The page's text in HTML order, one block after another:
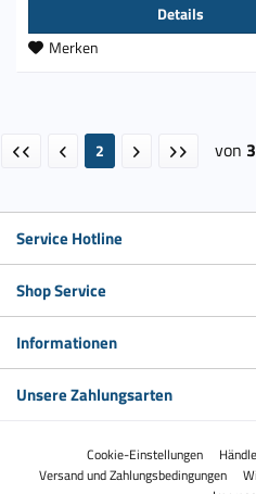
Details
Merken
2 von 3
Service Hotline
Shop Service
Informationen
Unsere Zahlungsarten
Cookie-Einstellungen
Versand und Zahlungsbedingungen